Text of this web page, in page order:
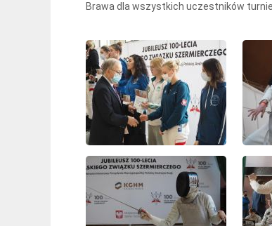
Brawa dla wszystkich uczestników